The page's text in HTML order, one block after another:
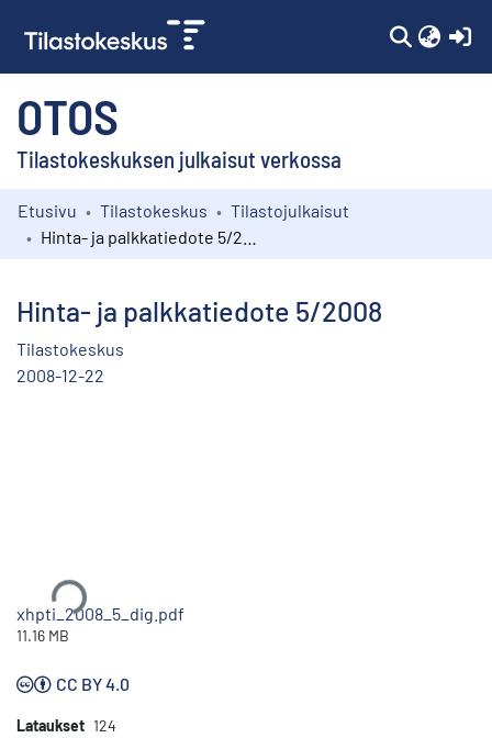
OTOS
Tilastokeskuksen julkaisut verkossa
Kokoelmat
Etusivu Tilastokeskus
Tilastojulkaisut
Hinta- ja palkkatiedote 5/2008
Tilastokeskus
2008-12-22
xhpti_2008_5_dig.pdf
11.16 MB
CC BY 4.0
Lataukset 124